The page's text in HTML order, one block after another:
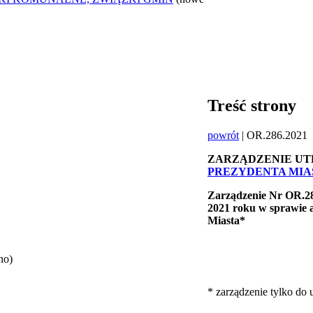
Treść strony
powrót | OR.286.2021
ZARZĄDZENIE
PREZYDENTA
Zarządzenie Nr
2021 roku w sprawie
Miasta*
* zarządzenie tylko do